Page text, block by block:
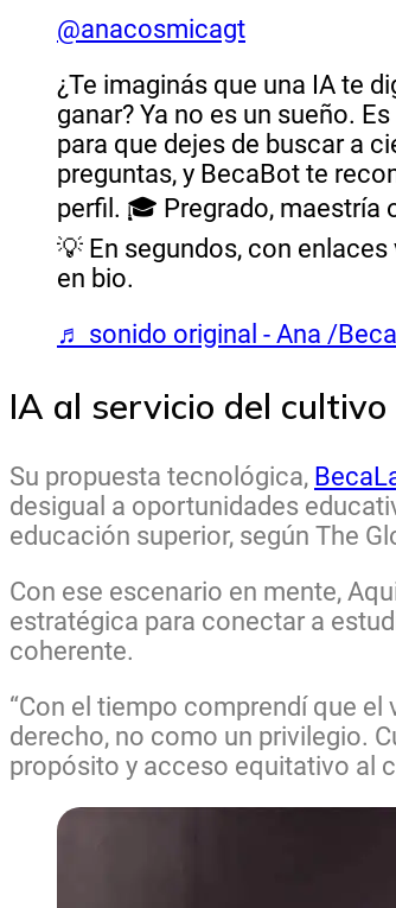
@anacosmicagt
¿Te imaginás que una IA te
ganar? Ya no es un sueño.
para que dejes de buscar a
preguntas, y BecaBot te
perfil. 🎓 Pregrado, maestría
💡 En segundos, con
en bio.
♬ sonido original - Ana /
IA al servicio del
Su propuesta tecnológica,
desigual a oportunidades
educación superior, según The
Con ese escenario en mente,
estratégica para conectar a
coherente.
“Con el tiempo comprendí que
derecho, no como un privilegio.
propósito y acceso equitativo al